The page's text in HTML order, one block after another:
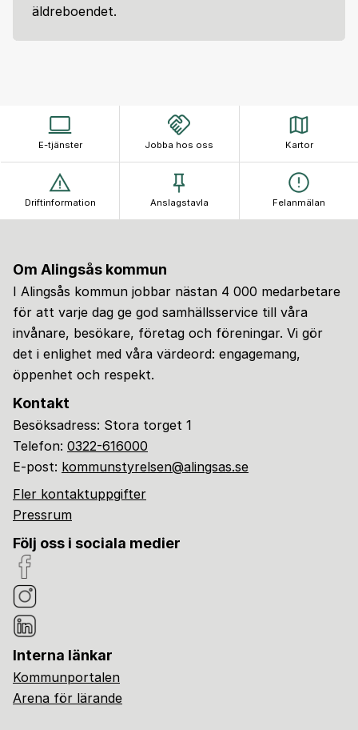
äldreboendet.
E-tjänster Jobba hos oss Kartor
Driftinformation Anslagstavla Felanmälan
Om Alingsås kommun
I Alingsås kommun jobbar nästan 4 000 medarbetare
för att varje dag ge god samhällsservice till våra
invånare, besökare, företag och föreningar. Vi gör
det i enlighet med våra värdeord: engagemang,
öppenhet och respekt.
Kontakt
Besöksadress: Stora torget 1
Telefon: 0322-616000
E-post: kommunstyrelsen@alingsas.se
Fler kontaktuppgifter
Pressrum
Följ oss i sociala medier
Interna länkar
Kommunportalen
Arena för lärande